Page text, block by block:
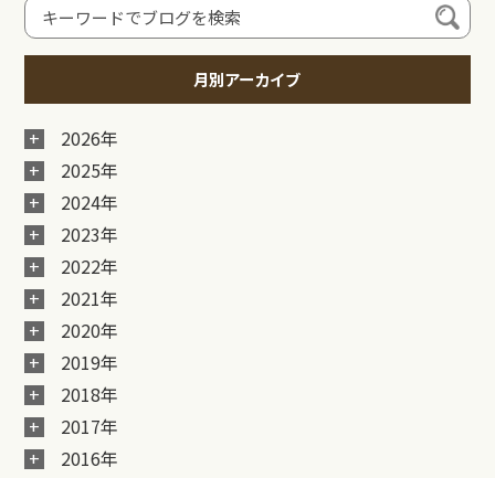
月別アーカイブ
2026年
2025年
2024年
2023年
2022年
2021年
2020年
2019年
2018年
2017年
2016年